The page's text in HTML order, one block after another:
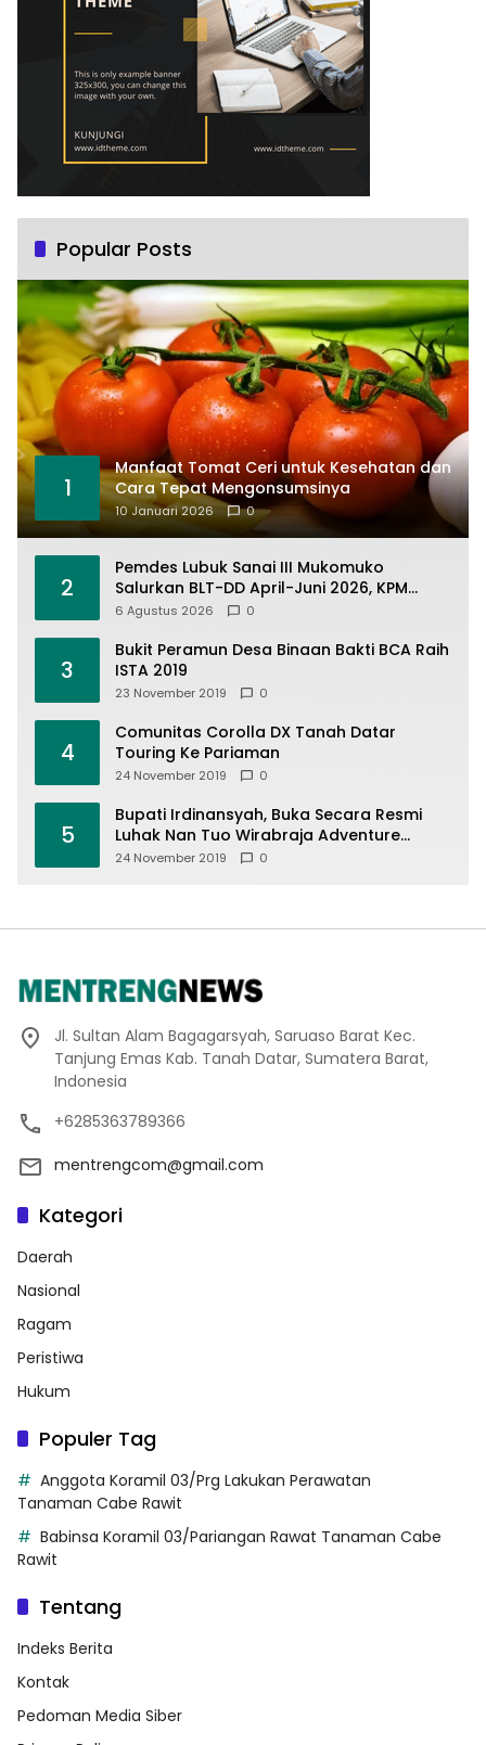
Popular Posts
1
Manfaat Tomat Ceri untuk Kesehatan dan
Cara Tepat Mengonsumsinya
10 Januari 2026 0
2
Pemdes Lubuk Sanai III Mukomuko
Salurkan BLT-DD April-Juni 2026, KPM
Terima Rp900 Ribu
6 Agustus 2026 0
3
Bukit Peramun Desa Binaan Bakti BCA Raih
ISTA 2019
23 November 2019 0
4
Comunitas Corolla DX Tanah Datar
Touring Ke Pariaman
24 November 2019 0
5
Bupati Irdinansyah, Buka Secara Resmi
Luhak Nan Tuo Wirabraja Adventure
Offroad 2019
24 November 2019 0
Jl. Sultan Alam Bagagarsyah, Saruaso Barat Kec.
Tanjung Emas Kab. Tanah Datar, Sumatera Barat,
Indonesia
+6285363789366
mentrengcom@gmail.com
Kategori
Daerah
Nasional
Ragam
Peristiwa
Hukum
Populer Tag
Anggota Koramil 03/Prg Lakukan Perawatan
Tanaman Cabe Rawit
Babinsa Koramil 03/Pariangan Rawat Tanaman Cabe
Rawit
Tentang
Indeks Berita
Kontak
Pedoman Media Siber